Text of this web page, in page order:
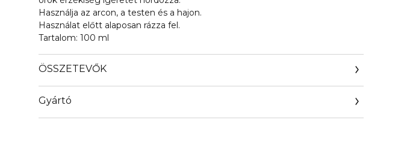
Használja az arcon, a testen és a hajon.
Használat előtt alaposan rázza fel.
Tartalom: 100 ml
ÖSSZETEVŐK
Gyártó